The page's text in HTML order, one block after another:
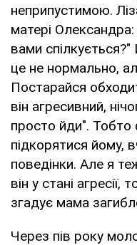
неприпустимою.
матері
вами
це не нормально,
Постарайся
він агресивний,
просто йди". Тобто
підкорятися йому,
поведінки. Але я
він у стані
згадує мама
Через пів року